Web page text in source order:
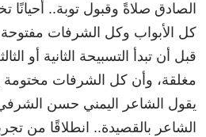
الصادق صلاةً وقبول توبة..
كل الأبواب وكل الشرفات مفتوحة
قبل أن تبدأ التسبيحة الثانية أو
مغلقة، وأن كل الشرفات مختومة
يقول الشاعر اليمني حسن الشرفي
الشاعر بالقصيدة.. انطلاقًا من